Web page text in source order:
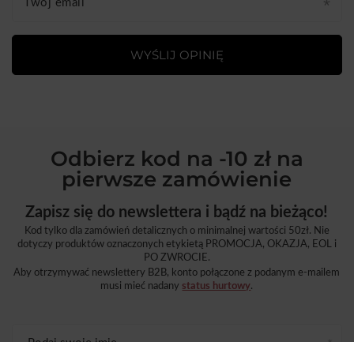
Twój email
WYŚLIJ OPINIĘ
Odbierz kod na -10 zł na
pierwsze zamówienie
Zapisz się do newslettera i bądź na bieżąco!
Kod tylko dla zamówień detalicznych o minimalnej wartości 50zł. Nie
dotyczy produktów oznaczonych etykietą PROMOCJA, OKAZJA, EOL i
PO ZWROCIE.
Aby otrzymywać newslettery B2B, konto połączone z podanym e-mailem
musi mieć nadany status hurtowy.